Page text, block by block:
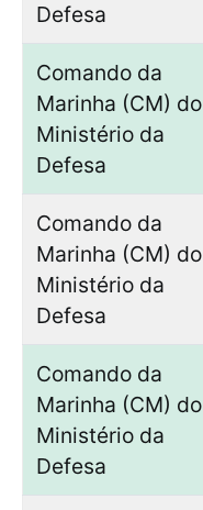
Defesa
Comando da
Marinha (CM) do
Ministério da
Defesa
Comando da
Marinha (CM) do
Ministério da
Defesa
Comando da
Marinha (CM) do
Ministério da
Defesa